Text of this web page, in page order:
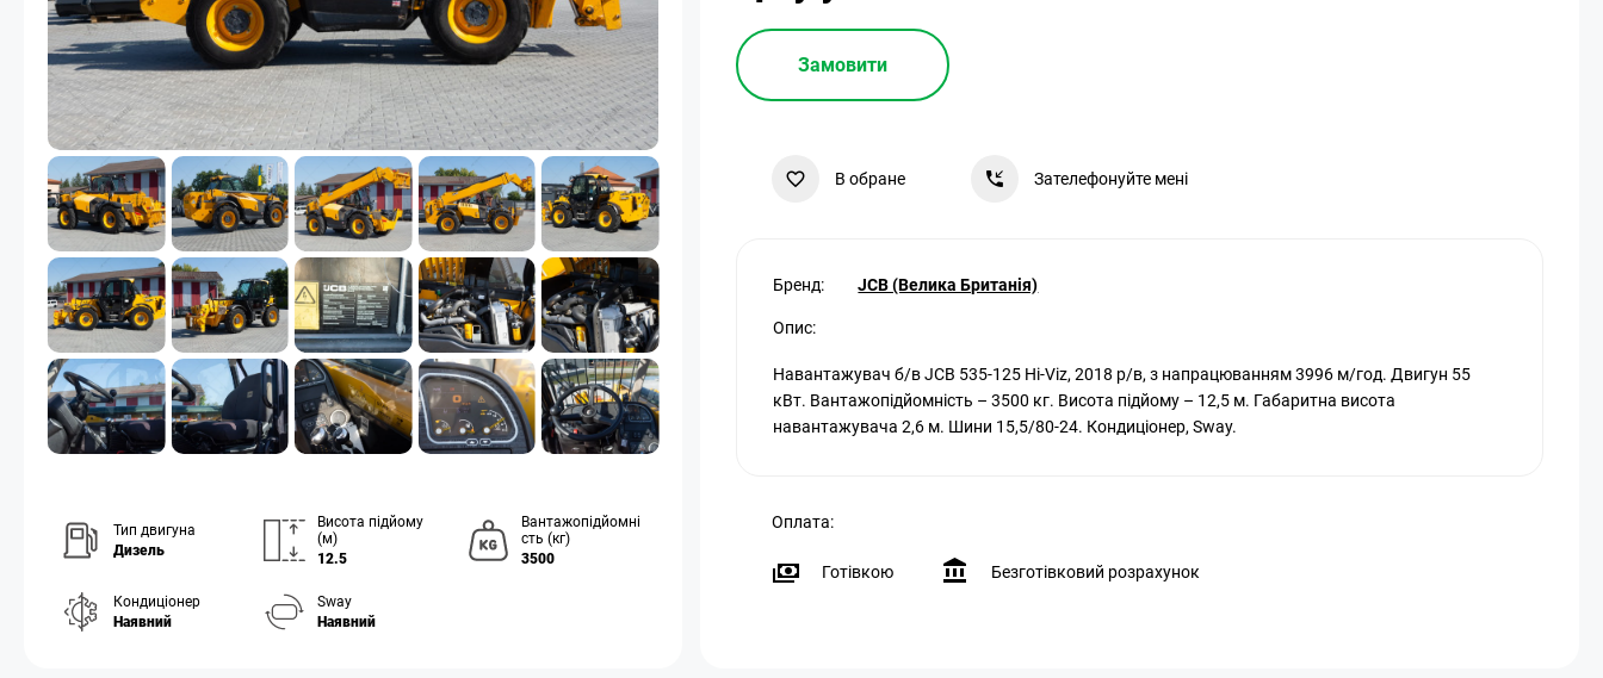
Тип двигуна
Дизель
Висота підйому
(м)
12.5
Вантажопідйомні
сть (кг)
3500
Кондиціонер
Наявний
Sway
Наявний
Замовити
В обране Зателефонуйте мені
Бренд: JCB (Велика Британія)
Опис:
Навантажувач б/в JCB 535-125 Hi-Viz, 2018 р/в, з напрацюванням 3996 м/год. Двигун 55
кВт. Вантажопідйомність – 3500 кг. Висота підйому – 12,5 м. Габаритна висота
навантажувача 2,6 м. Шини 15,5/80-24. Кондиціонер, Sway.
Оплата:
Готівкою Безготівковий розрахунок